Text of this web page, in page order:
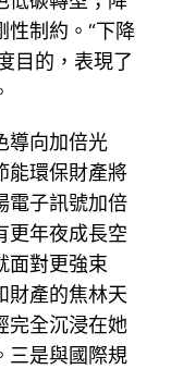
性制約。“下降
目的，表現了
導向加倍光
能環保財產將
電子訊號加倍
更年夜成長空
面對更強束
財產的焦林天
完全沉浸在她
三是與國際規